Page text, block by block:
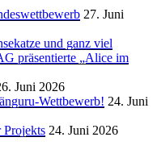
27. Juni
und ganz viel
präsentierte „Alice im
Juni 2026
Wettbewerb! 24. Juni
Projekts 24. Juni 2026